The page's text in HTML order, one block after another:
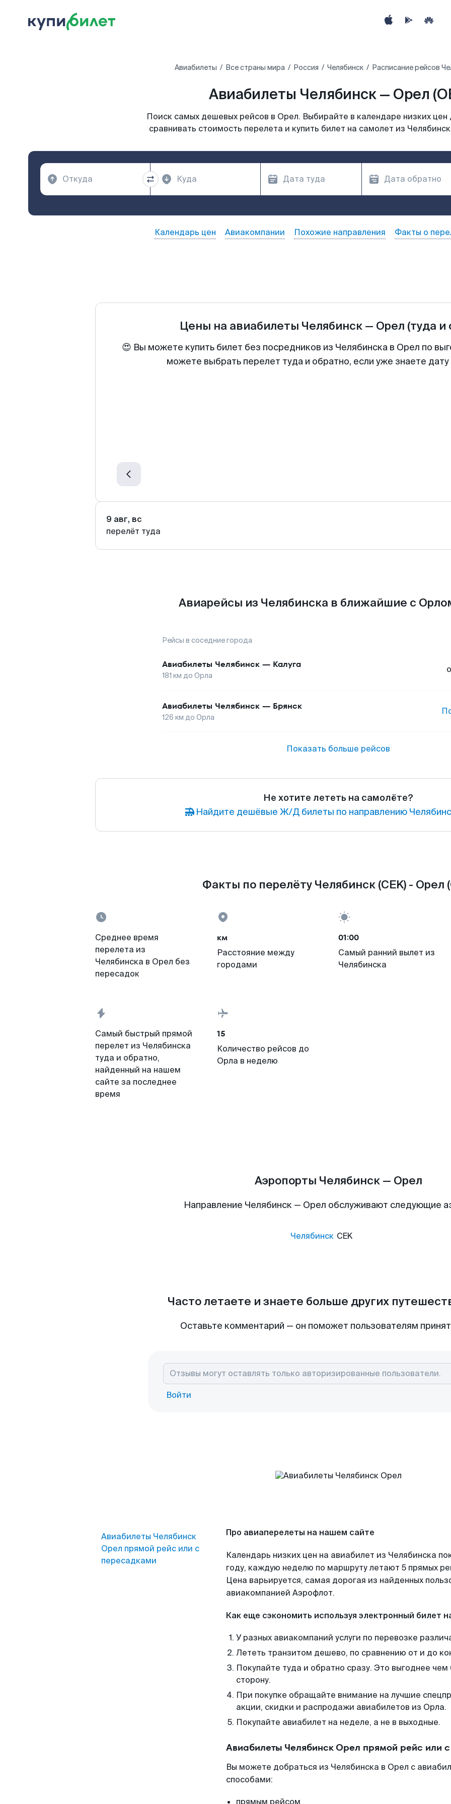
Авиабилеты Все страны мира Россия Челябинск Расписание рейсов
Авиабилеты Челябинск — Орел
Поиск самых дешевых рейсов в Орел. Выбирайте в календаре низких цен
сравнивать стоимость перелета и купить билет на самолет из
Календарь цен Авиакомпании Похожие направления Факты о
Цены на авиабилеты Челябинск— Орел (туда и
😍 Вы можете купить билет без посредников из Челябинска в Орел по
можете выбрать перелет туда и обратно, если уже знаете
9 авг, вс
перелёт туда
Авиарейсы из Челябинска в ближайшие с
Рейсы в соседние города
Авиабилеты Челябинск — Калуга
181 км до Орла
Авиабилеты Челябинск — Брянск
126 км до Орла
Показать больше рейсов
Не хотите лететь на самолёте?
Найдите дешёвые Ж/Д билеты по направлению
Факты по перелёту Челябинск (CEK) - Орел
Среднее время
перелета из
Челябинска в Орел без
пересадок
км
Расстояние между
городами
01:00
Самый ранний вылет из
Челябинска
Самый быстрый прямой
перелет из Челябинска
туда и обратно,
найденный на нашем
сайте за последнее
время
15
Количество рейсов до
Орла в неделю
Аэропорты Челябинск — Орел
Направление Челябинск — Орел обслуживают следующие
Челябинск CEK
Часто летаете и знаете больше других
Оставьте комментарий — он поможет пользователям
Войти
Авиабилеты Челябинск
Орел прямой рейс или с
пересадками
Про авиаперелеты на нашем сайте
Календарь низких цен на авиабилет из Челябинска
году, каждую неделю по маршруту летают 5 прямых
Цена варьируется, самая дорогая из найденных
авиакомпанией Аэрофлот.
Как еще сэкономить используя электронный билет
У разных авиакомпаний услуги по перевозке
Лететь транзитом дешево, по сравнению от и до
Покупайте туда и обратно сразу. Это выгоднее
сторону.
При покупке обращайте внимание на лучшие
акции, скидки и распродажи авиабилетов из Орла.
Покупайте авиабилет на неделе, а не в выходные.
Авиабилеты Челябинск Орел прямой рейс или
Вы можете добраться из Челябинска в Орел с
способами:
прямым рейсом